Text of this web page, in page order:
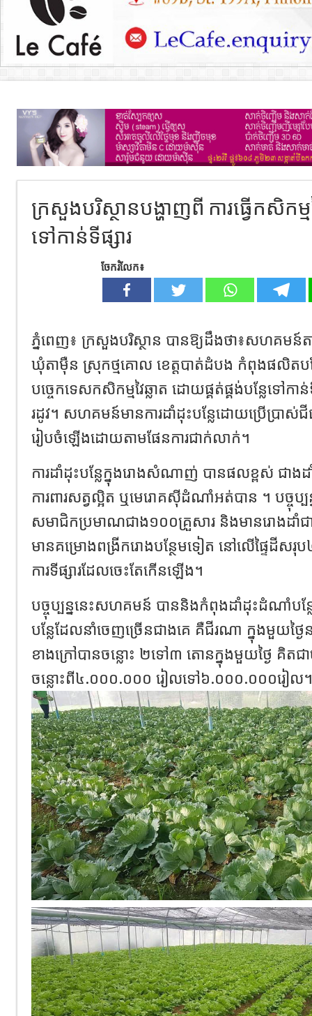
ក្រសួងបរិស្ថានបង្ហាញពី ការធ្វើកសិកម្មវ
ទៅកាន់ទីផ្សារ
ចែករំលែក៖
ភ្នំពេញ៖ ក្រសួងបរិស្ថាន បានឱ្យដឹងថា៖សហគមន៍
ឃុំតាម៉ឺន ស្រុកថ្មគោល ខេត្តបាត់ដំបង កំពុងផលិតបន្
បច្ចេកទេសកសិកម្មវៃឆ្លាត ដោយផ្គត់ផ្គង់បន្លែទៅកា
រដូវ។ សហគមន៍មានការដាំដុះបន្លែដោយប្រើប្រា
រៀបចំឡើងដោយតាមផែនការជាក់លាក់។
ការដាំដុះបន្លែក្នុងរោងសំណាញ់ បានផលខ្ពស់ ជាងដ
ការពារសត្វល្អិត ឬមេរោគស៊ីដំណាំអត់បាន ។ បច្ចុប្
សមាជិកប្រមាណជាង១០០គ្រួសារ និងមានរោងដ
មានគម្រោងពង្រីករោងបន្ថែមទៀត នៅលើផ្ទៃដីសរុ
ការទីផ្សារដែលចេះតែកើនឡើង។
បច្ចុប្បន្ននេះសហគមន៍ បាននិងកំពុងដាំដុះដំណាំប
បន្លែដែលនាំចេញច្រើនជាងគេ គឺជីរណា ក្នុងមួយថ្ង
ខាងក្រៅបានចន្លោះ ២ទៅ៣ តោនក្នុងមួយថ្ងៃ គិត
ចន្លោះពី៤.០០០.០០០ រៀលទៅ៦.០០០.០០០រ